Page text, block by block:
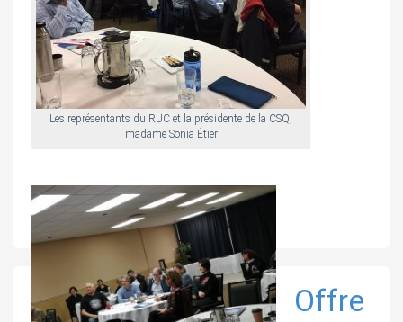
Les représentants du RUC et la présidente de la CSQ,
madame Sonia Étier
Offre